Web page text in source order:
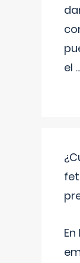
el ...